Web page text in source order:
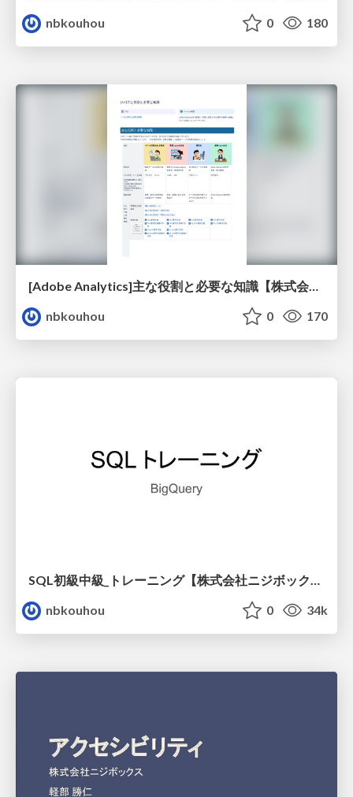
nbkouhou
0 180
[Adobe Analytics]主な役割と必要な知識【株式会社ニジボックス】
nbkouhou
0 170
SQL初級中級_トレーニング【株式会社ニジボックス】
nbkouhou
0 34k